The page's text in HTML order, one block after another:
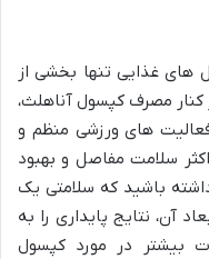
های غذایی تنها بخشی از
مصرف کپسول آناهلث،
های ورزشی منظم و
سلامت مفاصل و بهبود
باشید که سلامتی یک
آن، نتایج پایداری را به
بیشتر در مورد کپسول